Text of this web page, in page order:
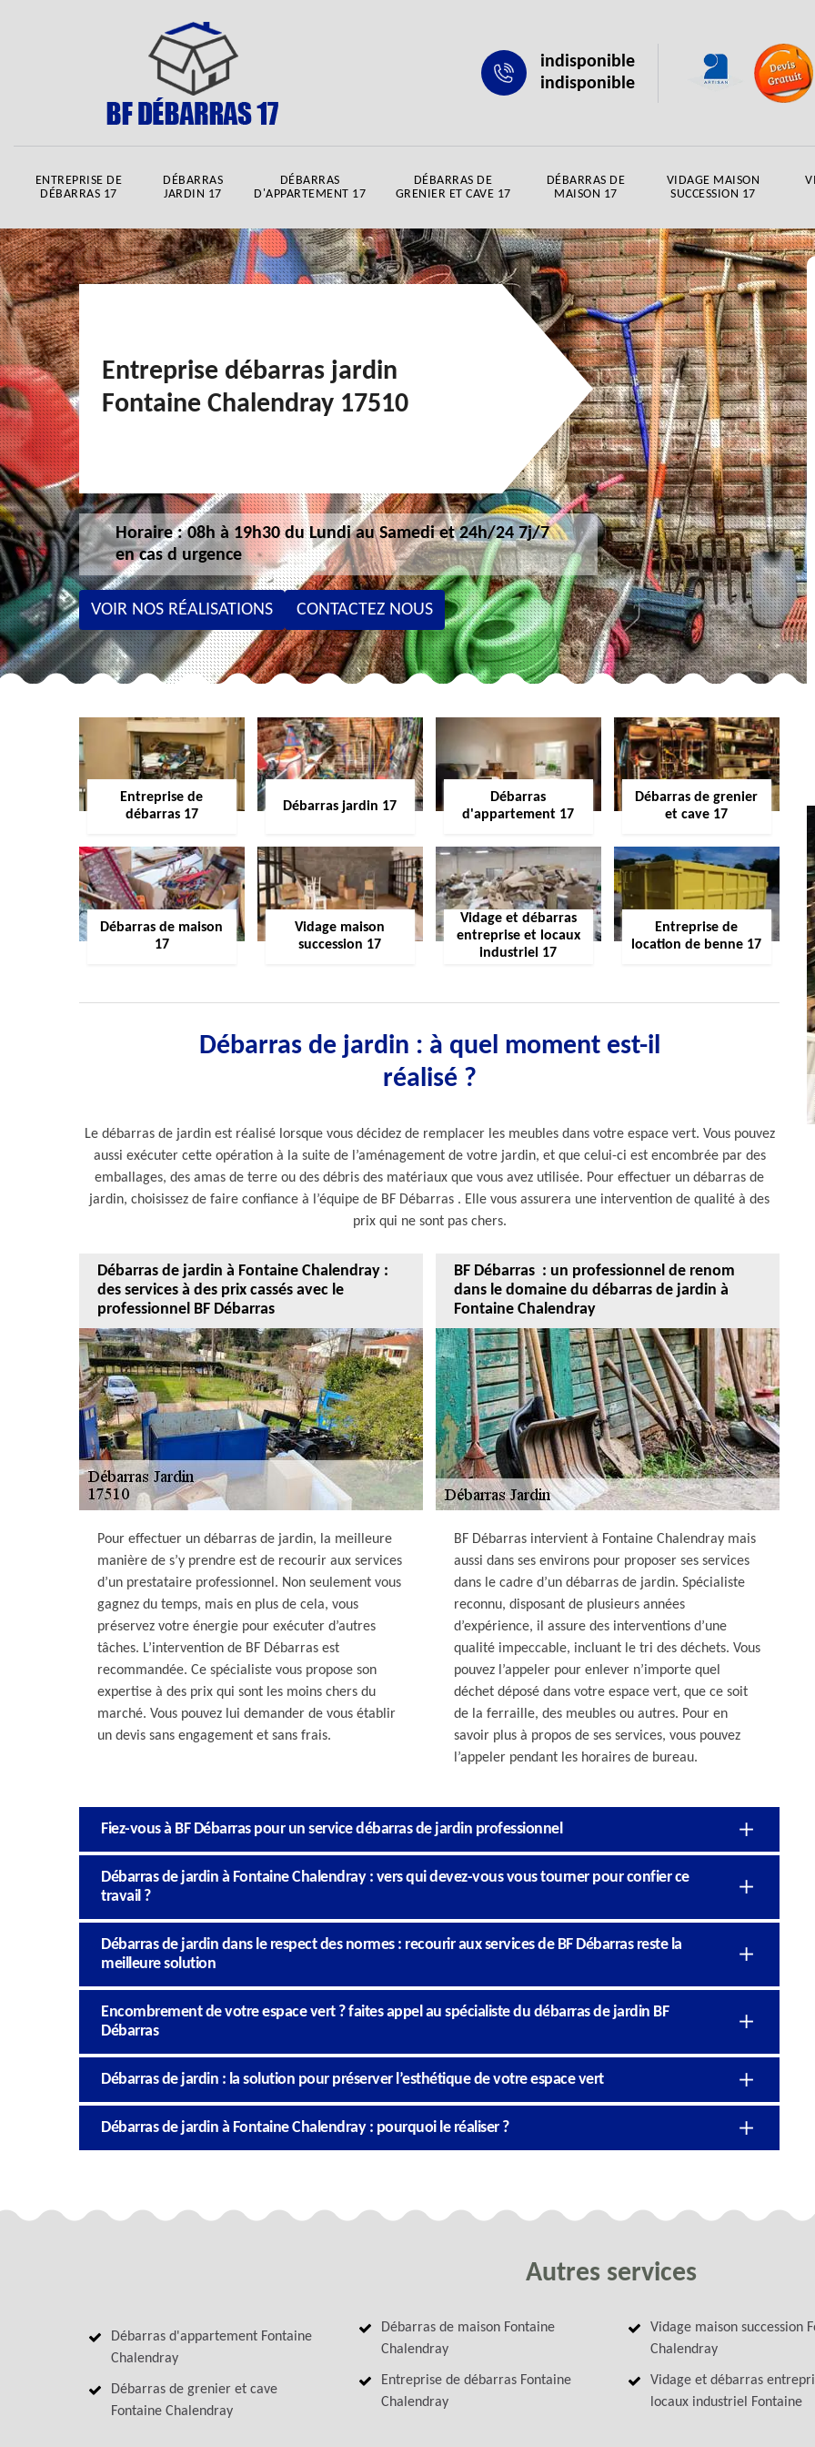
indisponible
indisponible
ENTREPRISE DE
DÉBARRAS 17
DÉBARRAS
JARDIN 17
DÉBARRAS
D'APPARTEMENT 17
DÉBARRAS DE
GRENIER ET CAVE 17
DÉBARRAS DE
MAISON 17
VIDAGE MAISON
SUCCESSION 17
Entreprise débarras jardin
Fontaine Chalendray 17510
Horaire : 08h à 19h30 du Lundi au Samedi et 24h/24 7j/7
en cas d urgence
VOIR NOS RÉALISATIONS CONTACTEZ NOUS
Entreprise de
débarras 17
Débarras jardin 17
Débarras
d'appartement 17
Débarras de grenier
et cave 17
Débarras de maison
17
Vidage maison
succession 17
Vidage et débarras
entreprise et locaux
industriel 17
Entreprise de
location de benne 17
Débarras de jardin : à quel moment est-il
réalisé ?
Le débarras de jardin est réalisé lorsque vous décidez de remplacer les meubles dans votre espace vert. Vous pouvez
aussi exécuter cette opération à la suite de l’aménagement de votre jardin, et que celui-ci est encombrée par des
emballages, des amas de terre ou des débris des matériaux que vous avez utilisée. Pour effectuer un débarras de
jardin, choisissez de faire confiance à l’équipe de BF Débarras . Elle vous assurera une intervention de qualité à des
prix qui ne sont pas chers.
Débarras de jardin à Fontaine Chalendray :
des services à des prix cassés avec le
professionnel BF Débarras
Pour effectuer un débarras de jardin, la meilleure
manière de s’y prendre est de recourir aux services
d’un prestataire professionnel. Non seulement vous
gagnez du temps, mais en plus de cela, vous
préservez votre énergie pour exécuter d’autres
tâches. L’intervention de BF Débarras est
recommandée. Ce spécialiste vous propose son
expertise à des prix qui sont les moins chers du
marché. Vous pouvez lui demander de vous établir
un devis sans engagement et sans frais.
BF Débarras : un professionnel de renom
dans le domaine du débarras de jardin à
Fontaine Chalendray
BF Débarras intervient à Fontaine Chalendray mais
aussi dans ses environs pour proposer ses services
dans le cadre d’un débarras de jardin. Spécialiste
reconnu, disposant de plusieurs années
d’expérience, il assure des interventions d’une
qualité impeccable, incluant le tri des déchets. Vous
pouvez l’appeler pour enlever n’importe quel
déchet déposé dans votre espace vert, que ce soit
de la ferraille, des meubles ou autres. Pour en
savoir plus à propos de ses services, vous pouvez
l’appeler pendant les horaires de bureau.
Fiez-vous à BF Débarras pour un service débarras de jardin professionnel
Débarras de jardin à Fontaine Chalendray : vers qui devez-vous vous tourner pour confier ce
travail ?
Débarras de jardin dans le respect des normes : recourir aux services de BF Débarras reste la
meilleure solution
Encombrement de votre espace vert ? faites appel au spécialiste du débarras de jardin BF
Débarras
Débarras de jardin : la solution pour préserver l’esthétique de votre espace vert
Débarras de jardin à Fontaine Chalendray : pourquoi le réaliser ?
Autres services
Débarras d'appartement Fontaine
Chalendray
Débarras de grenier et cave
Fontaine Chalendray
Débarras de maison Fontaine
Chalendray
Entreprise de débarras Fontaine
Chalendray
Vidage maison succession
Chalendray
Vidage et débarras
locaux industriel Fontaine